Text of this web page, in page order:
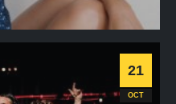
- 20h30 - SALLE 1
Jazz
21
OCT